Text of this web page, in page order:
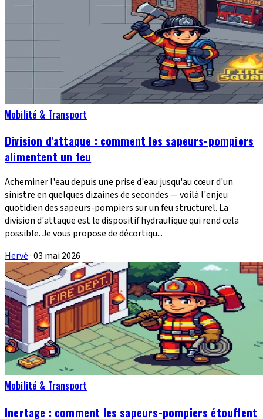
Mobilité & Transport
Division d'attaque : comment les sapeurs-pompiers
alimentent un feu
Acheminer l'eau depuis une prise d'eau jusqu'au cœur d'un
sinistre en quelques dizaines de secondes — voilà l'enjeu
quotidien des sapeurs-pompiers sur un feu structurel. La
division d'attaque est le dispositif hydraulique qui rend cela
possible. Je vous propose de décortiqu...
Hervé·03 mai 2026
Mobilité & Transport
Inertage : comment les sapeurs-pompiers étouffent